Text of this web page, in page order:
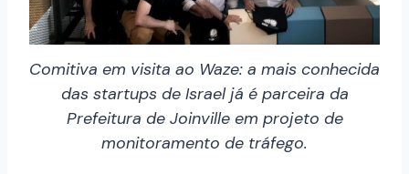
Comitiva em visita ao Waze: a mais conhecida
das startups de Israel já é parceira da
Prefeitura de Joinville em projeto de
monitoramento de tráfego.